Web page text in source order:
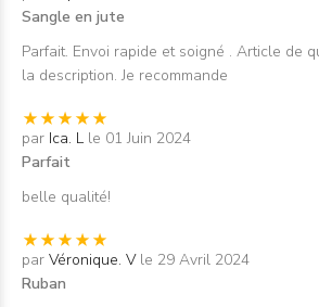
Sangle en jute
Parfait. Envoi rapide et soigné . Article de
la description. Je recommande
par Ica. L le 01 Juin 2024
Parfait
belle qualité!
par Véronique. V le 29 Avril 2024
Ruban